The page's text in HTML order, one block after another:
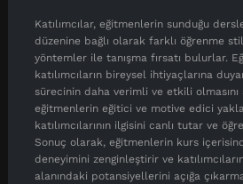
Katılımcılar, eğitmenlerin sunduğu
düzenine bağlı olarak farklı öğrenme
yöntemler ile tanışma fırsatı bulurlar.
katılımcıların bireysel ihtiyaçlarına
sürecinin daha verimli ve etkili olmasını
eğitmenlerin eğitici ve motive edici
katılımcılarının ilgisini canlı tutar ve
Sonuç olarak, eğitmenlerin kurs
deneyimini zenginleştirir ve
alanındaki potansiyellerini açığa